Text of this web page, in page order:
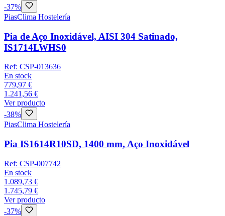
-37%
PiasClima Hostelería
Pia de Aço Inoxidável, AISI 304 Satinado,
IS1714LWHS0
Ref: CSP-013636
En stock
779,97 €
1.241,56 €
Ver producto
-38%
PiasClima Hostelería
Pia IS1614R10SD, 1400 mm, Aço Inoxidável
Ref: CSP-007742
En stock
1.089,73 €
1.745,79 €
Ver producto
-37%